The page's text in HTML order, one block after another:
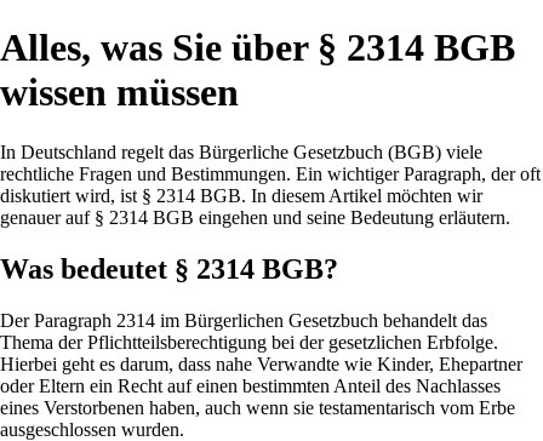
Alles, was Sie über § 2314 BGB
wissen müssen
In Deutschland regelt das Bürgerliche Gesetzbuch (BGB) viele
rechtliche Fragen und Bestimmungen. Ein wichtiger Paragraph, der oft
diskutiert wird, ist § 2314 BGB. In diesem Artikel möchten wir
genauer auf § 2314 BGB eingehen und seine Bedeutung erläutern.
Was bedeutet § 2314 BGB?
Der Paragraph 2314 im Bürgerlichen Gesetzbuch behandelt das
Thema der Pflichtteilsberechtigung bei der gesetzlichen Erbfolge.
Hierbei geht es darum, dass nahe Verwandte wie Kinder, Ehepartner
oder Eltern ein Recht auf einen bestimmten Anteil des Nachlasses
eines Verstorbenen haben, auch wenn sie testamentarisch vom Erbe
ausgeschlossen wurden.